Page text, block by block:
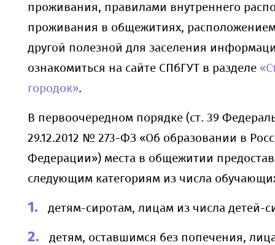
проживания, правилами внутреннего
проживания в общежитиях,
другой полезной для заселения
ознакомиться на сайте СПбГУТ в разделе
городок».
В первоочередном порядке (ст. 39
29.12.2012 № 273-ФЗ «Об образовании в
Федерации») места в общежитии
следующим категориям из числа
детям-сиротам, лицам из числа детей-
детям, оставшимся без попечения,